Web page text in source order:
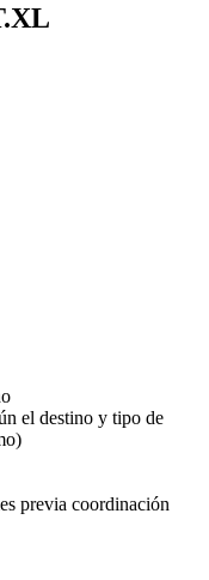
el destino y tipo de
previa coordinación